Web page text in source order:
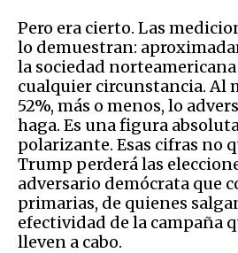
Pero era cierto. Las
lo demuestran:
la sociedad
cualquier circunstancia. Al
52%, más o menos, lo
haga. Es una figura
polarizante. Esas cifras no
Trump perderá las
adversario demócrata que
primarias, de quienes
efectividad de la campaña
lleven a cabo.